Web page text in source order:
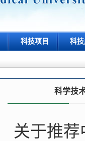
科技项目 科
科学技
关于推